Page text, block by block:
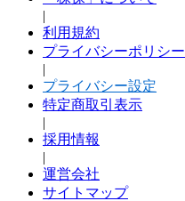
|
利用規約
プライバシーポリシー
|
プライバシー設定
特定商取引表示
|
採用情報
|
運営会社
サイトマップ